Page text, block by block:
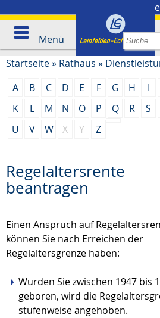
Presse
Menü
Startseite» Rathaus »
A
B C D E F G H I
K
L M N O P Q R S
U
V W X Y Z
Regelaltersrente
beantragen
Einen Anspruch auf
können Sie nach Erreichen der
Regelaltersgrenze haben:
Wurden Sie zwischen 1947 bis
geboren, wird die
stufenweise angehoben.